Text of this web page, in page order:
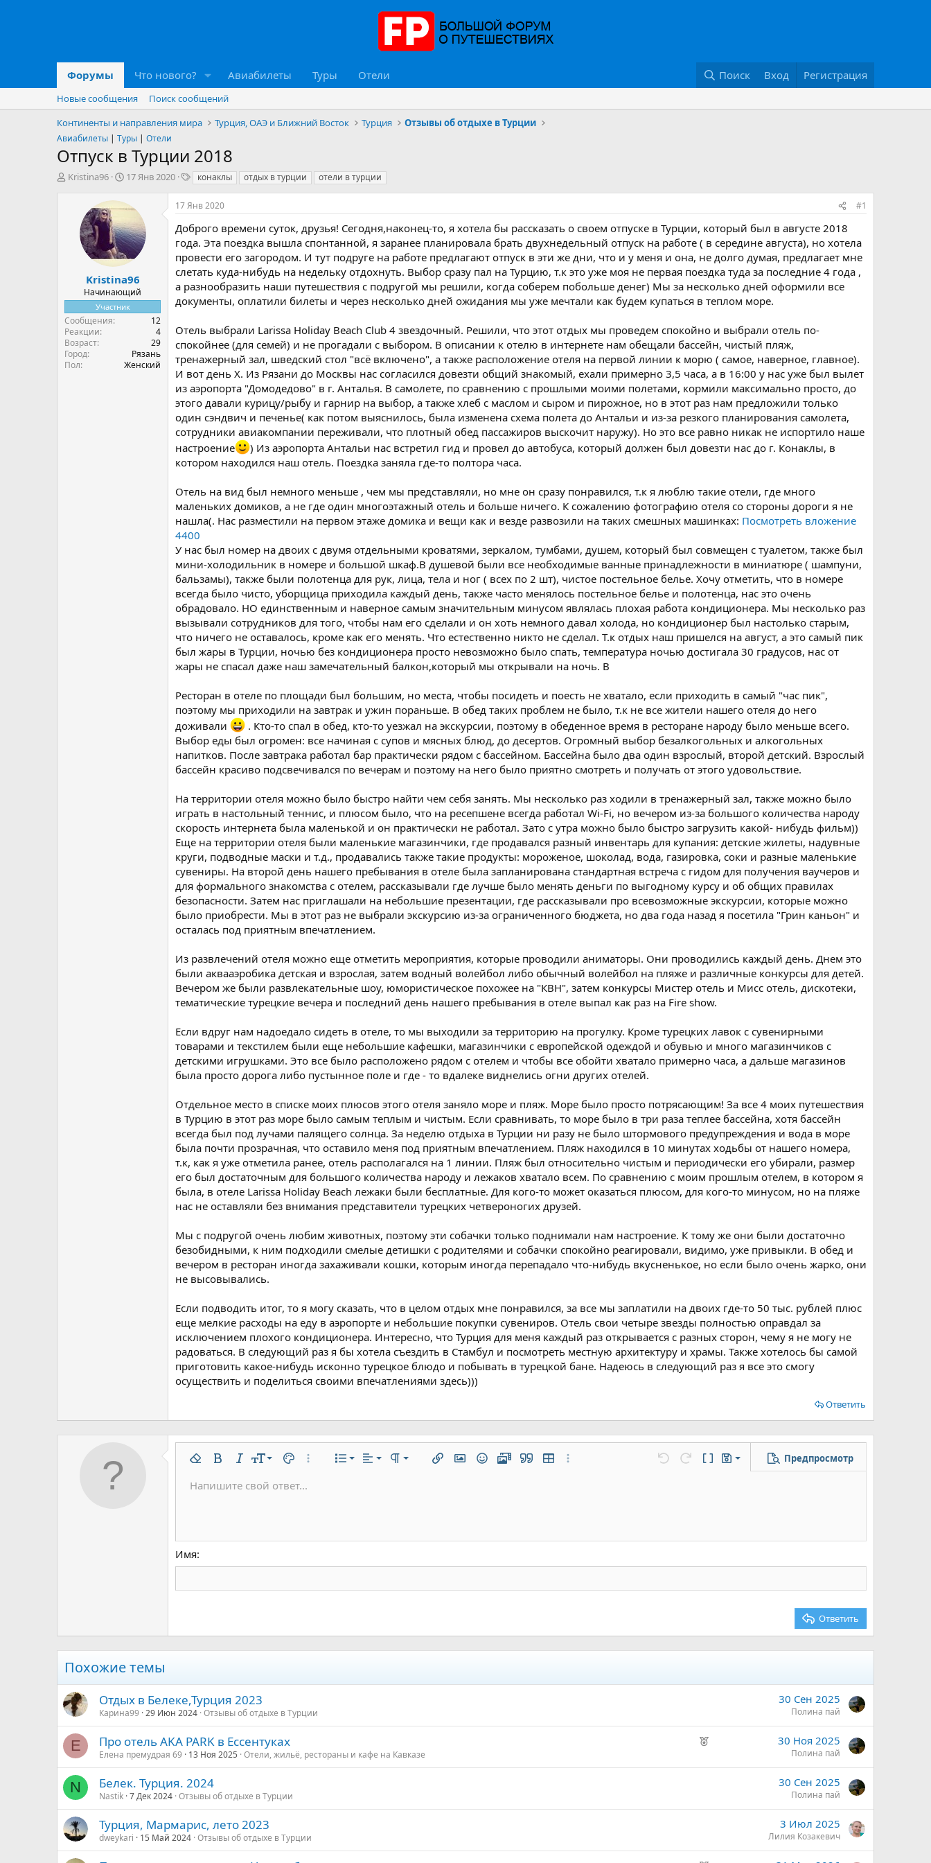
Форумы Что нового? Авиабилеты Туры Отели Поиск Вход Регистрация
Новые сообщения
Поиск сообщений
Континенты и направления мира
Турция, ОАЭ и Ближний Восток Турция Отзывы об отдыхе в Турции
Авиабилеты | Туры | Отели
Отпуск в Турции 2018
А
Kristina96
Д
т
а
н
а
ч
а
л
а
17 Янв 2020
Т
г
и
конаклы отдых в турции отели в турции
Kristina96
Начинающий
Участник
Сообщения
12
Реакции
4
Возраст
29
Город
Рязань
Пол
Женский
17 Янв 2020 #1
Доброго времени суток, друзья! Сегодня,наконец-то, я хотела бы рассказать о своем отпуске в Турции, который был в августе 2018
года. Эта поездка вышла спонтанной, я заранее планировала брать двухнедельный отпуск на работе ( в середине августа), но хотела
провести его загородом. И тут подруге на работе предлагают отпуск в эти же дни, что и у меня и она, не долго думая, предлагает мне
слетать куда-нибудь на недельку отдохнуть. Выбор сразу пал на Турцию, т.к это уже моя не первая поездка туда за последние 4 года ,
а разнообразить наши путешествия с подругой мы решили, когда соберем побольше денег) Мы за несколько дней оформили все
документы, оплатили билеты и через несколько дней ожидания мы уже мечтали как будем купаться в теплом море.
Отель выбрали Larissa Holiday Beach Club 4 звездочный. Решили, что этот отдых мы проведем спокойно и выбрали отель по-
спокойнее (для семей) и не прогадали с выбором. В описании к отелю в интернете нам обещали бассейн, чистый пляж,
тренажерный зал, шведский стол "всё включено", а также расположение отеля на первой линии к морю ( самое, наверное, главное).
И вот день X. Из Рязани до Москвы нас согласился довезти общий знакомый, ехали примерно 3,5 часа, а в 16:00 у нас уже был вылет
из аэропорта "Домодедово" в г. Анталья. В самолете, по сравнению с прошлыми моими полетами, кормили максимально просто, до
этого давали курицу/рыбу и гарнир на выбор, а также хлеб с маслом и сыром и пирожное, но в этот раз нам предложили только
один сэндвич и печенье( как потом выяснилось, была изменена схема полета до Антальи и из-за резкого планирования самолета,
сотрудники авиакомпании переживали, что плотный обед пассажиров выскочит наружу). Но это все равно никак не испортило наше
настроение
) Из аэропорта Антальи нас встретил гид и провел до автобуса, который должен был довезти нас до г. Конаклы, в
котором находился наш отель. Поездка заняла где-то полтора часа.
Отель на вид был немного меньше , чем мы представляли, но мне он сразу понравился, т.к я люблю такие отели, где много
маленьких домиков, а не где один многоэтажный отель и больше ничего. К сожалению фотографию отеля со стороны дороги я не
нашла(. Нас разместили на первом этаже домика и вещи как и везде развозили на таких смешных машинках: Посмотреть вложение
4400
У нас был номер на двоих с двумя отдельными кроватями, зеркалом, тумбами, душем, который был совмещен с туалетом, также был
мини-холодильник в номере и большой шкаф.В душевой были все необходимые ванные принадлежности в миниатюре ( шампуни,
бальзамы), также были полотенца для рук, лица, тела и ног ( всех по 2 шт), чистое постельное белье. Хочу отметить, что в номере
всегда было чисто, уборщица приходила каждый день, также часто менялось постельное белье и полотенца, нас это очень
обрадовало. НО единственным и наверное самым значительным минусом являлась плохая работа кондиционера. Мы несколько раз
вызывали сотрудников для того, чтобы нам его сделали и он хоть немного давал холода, но кондиционер был настолько старым,
что ничего не оставалось, кроме как его менять. Что естественно никто не сделал. Т.к отдых наш пришелся на август, а это самый пик
был жары в Турции, ночью без кондиционера просто невозможно было спать, температура ночью достигала 30 градусов, нас от
жары не спасал даже наш замечательный балкон,который мы открывали на ночь. В
Ресторан в отеле по площади был большим, но места, чтобы посидеть и поесть не хватало, если приходить в самый "час пик",
поэтому мы приходили на завтрак и ужин пораньше. В обед таких проблем не было, т.к не все жители нашего отеля до него
доживали
. Кто-то спал в обед, кто-то уезжал на экскурсии, поэтому в обеденное время в ресторане народу было меньше всего.
Выбор еды был огромен: все начиная с супов и мясных блюд, до десертов. Огромный выбор безалкогольных и алкогольных
напитков. После завтрака работал бар практически рядом с бассейном. Бассейна было два один взрослый, второй детский. Взрослый
бассейн красиво подсвечивался по вечерам и поэтому на него было приятно смотреть и получать от этого удовольствие.
На территории отеля можно было быстро найти чем себя занять. Мы несколько раз ходили в тренажерный зал, также можно было
играть в настольный теннис, и плюсом было, что на ресепшене всегда работал Wi-Fi, но вечером из-за большого количества народу
скорость интернета была маленькой и он практически не работал. Зато с утра можно было быстро загрузить какой- нибудь фильм))
Еще на территории отеля были маленькие магазинчики, где продавался разный инвентарь для купания: детские жилеты, надувные
круги, подводные маски и т.д., продавались также такие продукты: мороженое, шоколад, вода, газировка, соки и разные маленькие
сувениры. На второй день нашего пребывания в отеле была запланирована стандартная встреча с гидом для получения ваучеров и
для формального знакомства с отелем, рассказывали где лучше было менять деньги по выгодному курсу и об общих правилах
безопасности. Затем нас приглашали на небольшие презентации, где рассказывали про всевозможные экскурсии, которые можно
было приобрести. Мы в этот раз не выбрали экскурсию из-за ограниченного бюджета, но два года назад я посетила "Грин каньон" и
осталась под приятным впечатлением.
Из развлечений отеля можно еще отметить мероприятия, которые проводили аниматоры. Они проводились каждый день. Днем это
были аквааэробика детская и взрослая, затем водный волейбол либо обычный волейбол на пляже и различные конкурсы для детей.
Вечером же были развлекательные шоу, юмористическое похожее на "КВН", затем конкурсы Мистер отель и Мисс отель, дискотеки,
тематические турецкие вечера и последний день нашего пребывания в отеле выпал как раз на Fire show.
Если вдруг нам надоедало сидеть в отеле, то мы выходили за территорию на прогулку. Кроме турецких лавок с сувенирными
товарами и текстилем были еще небольшие кафешки, магазинчики с европейской одеждой и обувью и много магазинчиков с
детскими игрушками. Это все было расположено рядом с отелем и чтобы все обойти хватало примерно часа, а дальше магазинов
была просто дорога либо пустынное поле и где - то вдалеке виднелись огни других отелей.
Отдельное место в списке моих плюсов этого отеля заняло море и пляж. Море было просто потрясающим! За все 4 моих путешествия
в Турцию в этот раз море было самым теплым и чистым. Если сравнивать, то море было в три раза теплее бассейна, хотя бассейн
всегда был под лучами палящего солнца. За неделю отдыха в Турции ни разу не было штормового предупреждения и вода в море
была почти прозрачная, что оставило меня под приятным впечатлением. Пляж находился в 10 минутах ходьбы от нашего номера,
т.к, как я уже отметила ранее, отель располагался на 1 линии. Пляж был относительно чистым и периодически его убирали, размер
его был достаточным для большого количества народу и лежаков хватало всем. По сравнению с моим прошлым отелем, в котором я
была, в отеле Larissa Holiday Beach лежаки были бесплатные. Для кого-то может оказаться плюсом, для кого-то минусом, но на пляже
нас не оставляли без внимания представители турецких четвероногих друзей.
Мы с подругой очень любим животных, поэтому эти собачки только поднимали нам настроение. К тому же они были достаточно
безобидными, к ним подходили смелые детишки с родителями и собачки спокойно реагировали, видимо, уже привыкли. В обед и
вечером в ресторан иногда захаживали кошки, которым иногда перепадало что-нибудь вкусненькое, но если было очень жарко, они
не высовывались.
Если подводить итог, то я могу сказать, что в целом отдых мне понравился, за все мы заплатили на двоих где-то 50 тыс. рублей плюс
еще мелкие расходы на еду в аэропорте и небольшие покупки сувениров. Отель свои четыре звезды полностью оправдал за
исключением плохого кондиционера. Интересно, что Турция для меня каждый раз открывается с разных сторон, чему я не могу не
радоваться. В следующий раз я бы хотела съездить в Стамбул и посмотреть местную архитектуру и храмы. Также хотелось бы самой
приготовить какое-нибудь исконно турецкое блюдо и побывать в турецкой бане. Надеюсь в следующий раз я все это смогу
осуществить и поделиться своими впечатлениями здесь)))
Ответить
Удалить форматирование
ЖирныйКурсивРазмер шрифта
9
10
18
22
26
Цвет текста
Дополнительно...
СписокНумерованный список
Выравнивание
По левому краюФормат параграфа
Обычный
Заголовок 3
Вставить ссылку
Вставить изображение
СмайлыМедиаЦитатаВставить таблицу
Дополнительно... Отменить
Повторить
Переключить режим работы редактора
Черновики
Сохранить черновик
Предпросмотр
Шрифт Arial
Tahoma
Times New Roman
Зачёркнутый
Подчёркнутый
Однострочный код
Однострочный спойлер
Вставить горизонтальную линию
Спойлер
Код
Напишите свой ответ...
Имя
Ответить
Похожие темы
Отдых в Белеке,Турция 2023
Карина99 29 Июн 2024 Отзывы об отдыхе в Турции
30 Сен 2025
Полина пай
Е
Р
к
е
Про отель AKA PARK в Ессентуках
Елена премудрая 69 13 Ноя 2025 Отели, жильё, рестораны и кафе на Кавказе
30 Ноя 2025
Полина пай
N Белек. Турция. 2024
Nastik 7 Дек 2024 Отзывы об отдыхе в Турции
30 Сен 2025
Полина пай
Турция, Мармарис, лето 2023
dweykari 15 Май 2024 Отзывы об отдыхе в Турции
3 Июл 2025
Лилия Козакевич